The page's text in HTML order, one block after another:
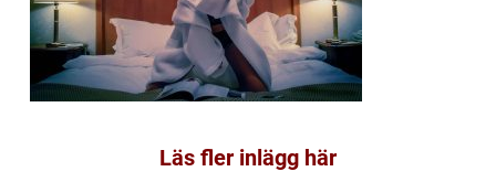
Läs fler inlägg här